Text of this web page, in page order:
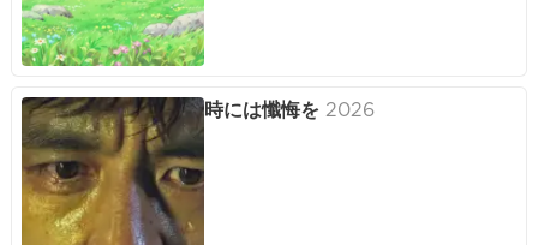
時には懺悔を 2026